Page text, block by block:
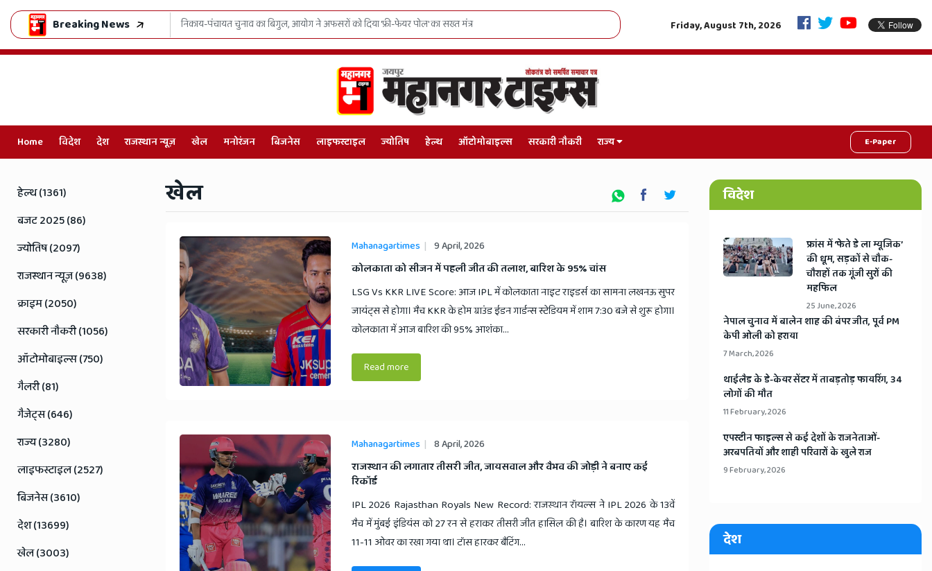
Breaking News भजनलाल सरकार का खेल मॉडल हिट, लेक्रोस में जनजातीय युवाओं का राष्ट्रीय दबदबा जीवनदान की महाक्रांति: एक फैसले से रोशन होंगी 9 जिंदगियां, राजस्थान में शुरू हुआ
Friday, August 7th, 2026
Home विदेश देश राजस्थान न्यूज़ खेल मनोरंजन बिजनेस लाइफस्टाइल ज्योतिष हेल्थ ऑटोमोबाइल्स सरकारी नौकरी राज्य E-Paper
Hindi
News,
Hindi
Samachar,
Jaipur
Rajasthan
News
खेल
Mahanagartimes 9 April, 2026
​कोलकाता को सीजन में पहली जीत की तलाश, बारिश के 95% चांस
LSG Vs KKR LIVE Score: आज IPL में कोलकाता नाइट राइडर्स का सामना लखनऊ सुपर
जायंट्स से होगा। मैच KKR के होम ग्राउंड ईडन गार्डन्स स्टेडियम में शाम 7:30 बजे से शुरू होगा।
कोलकाता में आज बारिश की 95% आशंका...
Read more
Mahanagartimes 8 April, 2026
​राजस्थान की लगातार तीसरी जीत, जायसवाल और वैभव की जोड़ी ने बनाए कई
रिकॉर्ड
IPL 2026 Rajasthan Royals New Record: राजस्थान रॉयल्स ने IPL 2026 के 13वें
मैच में मुंबई इंडियंस को 27 रन से हराकर तीसरी जीत हासिल की है। बारिश के कारण यह मैच
11-11 ओवर का रखा गया था। टॉस हारकर बैटिंग...
हेल्थ (1361)
बजट 2025 (86)
ज्योतिष (2097)
राजस्थान न्यूज़ (9638)
क्राइम (2050)
सरकारी नौकरी (1056)
ऑटोमोबाइल्स (750)
गैलरी (81)
गैजेट्स (646)
राज्य (3280)
लाइफस्टाइल (2527)
बिजनेस (3610)
देश (13699)
खेल (3003)
विदेश
​फ्रांस में ‘फेते डे ला म्यूजिक’
की धूम, सड़कों से चौक-
चौराहों तक गूंजी सुरों की
महफिल
25 June, 2026
​नेपाल चुनाव में बालेन शाह की बंपर जीत, पूर्व PM
केपी ओली को हराया
7 March, 2026
​थाईलैड के डे-केयर सेंटर में ताबड़तोड़ फायरिंग, 34
लोगों की मौत
11 February, 2026
​एपस्टीन फाइल्स से कई देशों के राजनेताओं-
अरबपतियों और शाही परिवारों के खुले राज
9 February, 2026
देश